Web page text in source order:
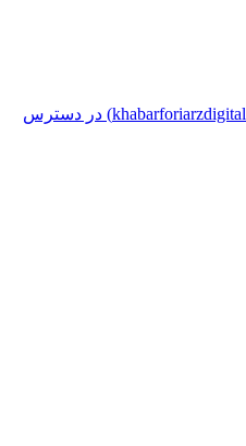
به دلیل فیلترینگ، دامنه جدید (khabarforiarzdigital.net) در دسترس